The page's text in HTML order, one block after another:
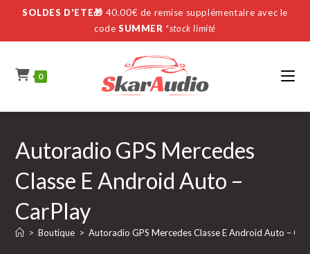
content
SOLDES D'ETE🎁 40.00€ de remise supplémentaire avec le
code SUMMER *stock limité
0
Autoradio GPS Mercedes
Classe E Android Auto –
CarPlay
> Boutique > Autoradio GPS Mercedes Classe E Android Auto –